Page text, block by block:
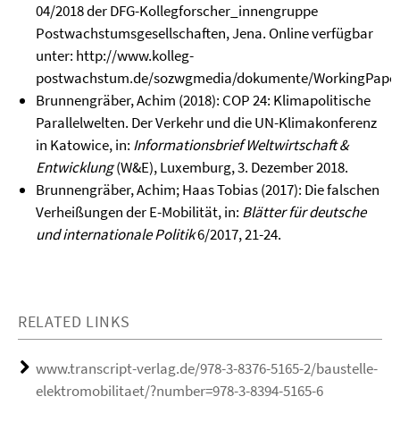
04/2018 der DFG-Kollegforscher_innengruppe
Postwachstumsgesellschaften, Jena. Online verfügbar
unter: http://www.kolleg-
postwachstum.de/sozwgmedia/dokumente/
Brunnengräber, Achim (2018): COP 24: Klimapolitische
Parallelwelten. Der Verkehr und die UN-Klimakonferenz
in Katowice, in: Informationsbrief Weltwirtschaft &
Entwicklung(W&E), Luxemburg, 3. Dezember 2018.
Brunnengräber, Achim; Haas Tobias (2017): Die falschen
Verheißungen der E-Mobilität, in: Blätter für deutsche
und internationale Politik6/2017, 21-24.
RELATED LINKS
www.transcript-verlag.de/978-3-8376-5165-2/baustelle-
elektromobilitaet/?number=978-3-8394-5165-6